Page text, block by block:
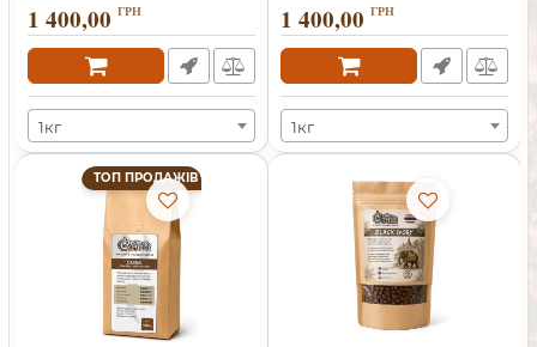
1 400,00 ГРН
1кг
1 400,00 ГРН
1кг
ТОП ПРОДАЖІВ